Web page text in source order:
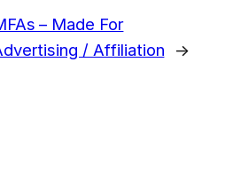
– Made For
/ Affiliation
→